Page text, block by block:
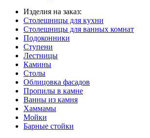
Изделия на заказ:
Столешницы для кухни
Столешницы для ванных комнат
Подоконники
Ступени
Лестницы
Камины
Столы
Облицовка фасадов
Пропилы в камне
Ванны из камня
Хаммамы
Мойки
Барные стойки